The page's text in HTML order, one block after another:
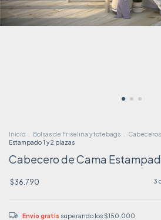
Inicio Bolsas de Friselina y totebags Cabeceros
Estampado 1 y 2 plazas
Cabecero de Cama
$36.790 3
Envío gratis superando los $150.000